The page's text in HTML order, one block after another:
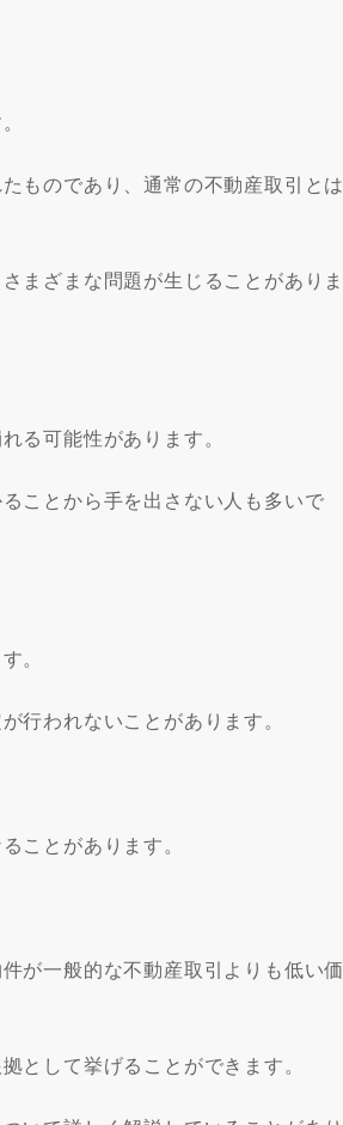
ものであり、通常の不動産取引とは
まざまな問題が生じることがありま
る可能性があります。
ことから手を出さない人も多いで
。
行われないことがあります。
ことがあります。
が一般的な不動産取引よりも低い価
として挙げることができます。